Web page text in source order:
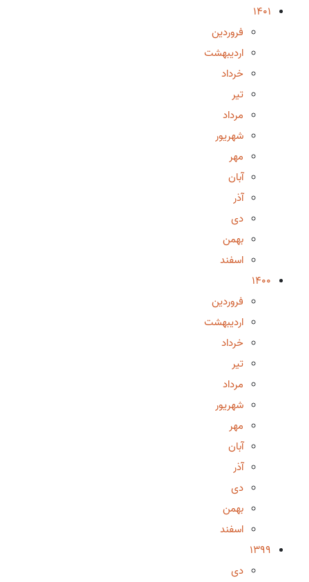
1401
فروردین
اردیبهشت
خرداد
تیر
مرداد
شهریور
مهر
آبان
آذر
دی
بهمن
اسفند
1400
فروردین
اردیبهشت
خرداد
تیر
مرداد
شهریور
مهر
آبان
آذر
دی
بهمن
اسفند
1399
دی